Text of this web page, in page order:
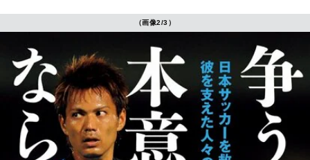
（画像2/3）